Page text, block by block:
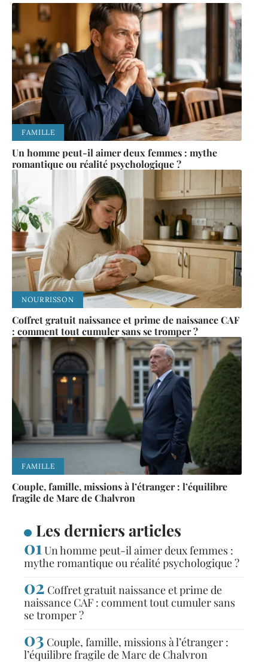
FAMILLE
Un homme peut-il aimer deux femmes : mythe
romantique ou réalité psychologique ?
NOURRISSON
Coffret gratuit naissance et prime de naissance CAF
: comment tout cumuler sans se tromper ?
FAMILLE
Couple, famille, missions à l’étranger : l’équilibre
fragile de Marc de Chalvron
Les derniers articles
Un homme peut-il aimer deux femmes :
mythe romantique ou réalité psychologique ?
Coffret gratuit naissance et prime de
naissance CAF : comment tout cumuler sans
se tromper ?
Couple, famille, missions à l’étranger :
l’équilibre fragile de Marc de Chalvron